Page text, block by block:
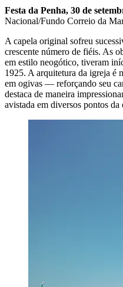
Festa da Penha, 30 de
Nacional/Fundo Correio da
A capela original sofreu
crescente número de fiéis. As
em estilo neogótico, tiveram
1925. A arquitetura da igreja é
em ogivas — reforçando seu
destaca de maneira
avistada em diversos pontos da